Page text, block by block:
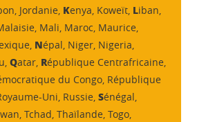
hors Union européenne dont le pays de
formations concernées et candidatez
d'admission sont programmées de
Jordanie, Kenya, Koweït, Liban,
Mali, Maroc, Maurice,
Népal, Niger, Nigeria,
Qatar, République Centrafricaine,
du Congo, République
Uni, Russie, Sénégal,
Tchad, Thaïlande, Togo,